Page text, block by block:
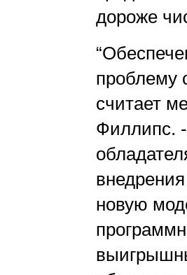
дороже
проблему
считает
Филлипс.
новую